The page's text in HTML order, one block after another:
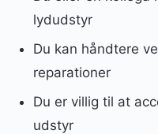
lydudstyr
Du kan håndtere
reparationer
Du er villig til at
udstyr